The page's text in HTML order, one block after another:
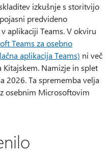
izkušnje s storitvijo
predvideno
aplikaciji Teams. V okviru
Teams za osebno
aplikacija Teams) ni več
Namizje in splet
2026. Ta sprememba velja
osebnim Microsoftovim